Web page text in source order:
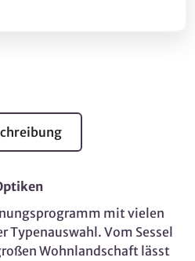
mit vielen
Vom Sessel
Wohnlandschaft lässt